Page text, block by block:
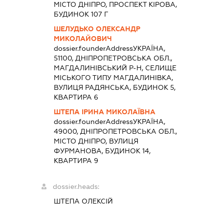
МІСТО ДНІПРО, ПРОСПЕКТ КІРОВА,
БУДИНОК 107 Г
ШЕЛУДЬКО ОЛЕКСАНДР
МИКОЛАЙОВИЧ
dossier.founderAddressУКРАЇНА,
51100, ДНІПРОПЕТРОВСЬКА ОБЛ.,
МАГДАЛИНІВСЬКИЙ Р-Н, СЕЛИЩЕ
МІСЬКОГО ТИПУ МАГДАЛИНІВКА,
ВУЛИЦЯ РАДЯНСЬКА, БУДИНОК 5,
КВАРТИРА 6
ШТЕПА ІРИНА МИКОЛАЇВНА
dossier.founderAddressУКРАЇНА,
49000, ДНІПРОПЕТРОВСЬКА ОБЛ.,
МІСТО ДНІПРО, ВУЛИЦЯ
ФУРМАНОВА, БУДИНОК 14,
КВАРТИРА 9
dossier.heads:
ШТЕПА ОЛЕКСІЙ